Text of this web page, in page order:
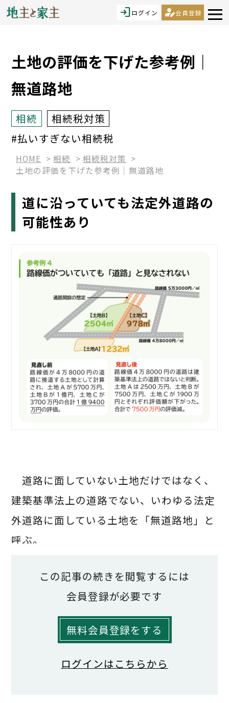
loginログイン person_edit会員登録
土地の評価を下げた参考例｜
無道路地
相続
相続税対策
#払いすぎない相続税
HOME 相続
相続税対策
土地の評価を下げた参考例｜無道路地
道に沿っていても法定外道路の
可能性あり
道路に面していない土地だけではなく、
建築基準法上の道路でない、いわゆる法定
外道路に面している土地を「無道路地」と
呼ぶ。
建築基準法にのっとれば「都市計画区
域」と「準都市計画区域」内では、規定の
原則として建物を建てることができない。
がおおむね同一と認められる一連の宅地が
この記事の続きを閲覧するには
会員登録が必要です
無料会員登録をする
ログインはこちらから